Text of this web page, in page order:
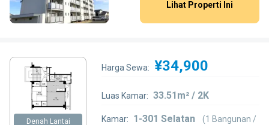
Lihat Properti Ini
Denah Lantai
Harga Sewa: ¥34,900
Luas Kamar: 33.51m² / 2K
Kamar: 1-301 Selatan
(1 Bangunan /